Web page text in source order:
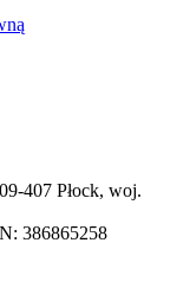
09-407 Płock, woj.
386865258